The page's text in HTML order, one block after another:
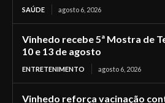
SAÚDE agosto 6, 2026
Vinhedo recebe 5ª Mostra de
10 e 13 de agosto
ENTRETENIMENTO agosto 6, 2026
Vinhedo reforça vacinação